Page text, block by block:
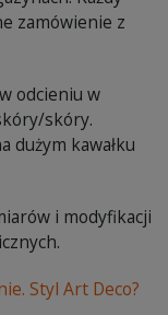
zamówienie z
odcieniu w
skóry.
dużym kawałku
i modyfikacji
Styl Art Deco?